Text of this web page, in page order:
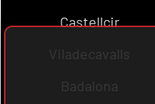
Castellcir
Viladecavalls
Badalona